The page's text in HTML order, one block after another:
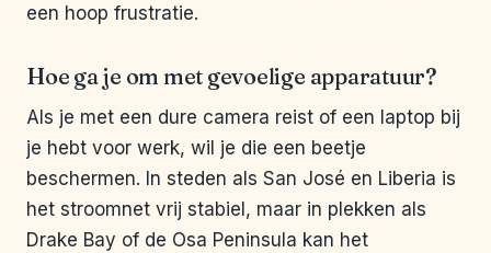
een hoop frustratie.
Hoe ga je om met gevoelige apparatuur?
Als je met een dure camera reist of een laptop bij
je hebt voor werk, wil je die een beetje
beschermen. In steden als San José en Liberia is
het stroomnet vrij stabiel, maar in plekken als
Drake Bay of de Osa Peninsula kan het